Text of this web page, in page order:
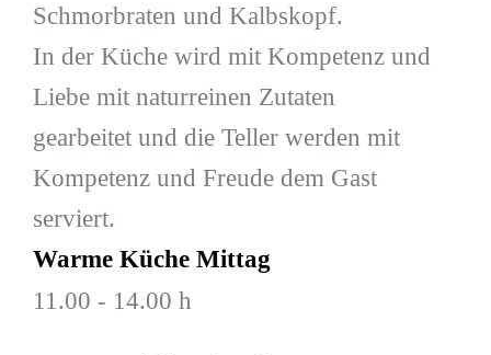
Schmorbraten und Kalbskopf.
In der Küche wird mit Kompetenz und
Liebe mit naturreinen Zutaten
gearbeitet und die Teller werden mit
Kompetenz und Freude dem Gast
serviert.
Warme Küche Mittag
11.00 - 14.00 h